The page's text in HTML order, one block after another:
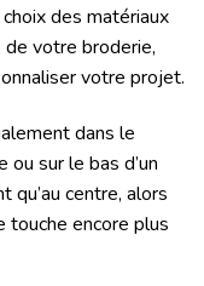
des matériaux
de votre broderie,
votre projet.
dans le
sur le bas d’un
centre, alors
touche encore plus